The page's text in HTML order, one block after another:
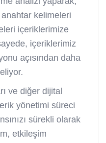
kelimeleri
içeriklerimize
içeriklerimiz
açısından daha
ve diğer dijital
yönetimi süreci
sürekli olarak
etkileşim